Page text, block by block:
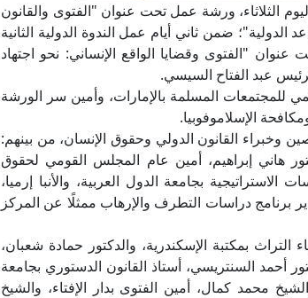
الثلاثاء، ورشة عمل تحت عنوان "الفتوى والقانون
الدولية"؛ ضمن ثاني أيام عمل الندوة الدولية الثانية
عنوان "الفتوى وقضايا الواقع الإنساني: نحو اجتهاد
عبد الفتاح السيسي.
للمجتمعات المسلمة بالإمارات، وأمين سر الورشة
الإسلاموفوبيا.
القانون الدولي وحقوق الإنسان، من بينهم:
هاني إبراهيم، أمين عام المجلس القومي لحقوق
الاستراتيجية بجامعة الدول العربية، والأنبا إرميا،
برنامج دراسات التطرف والإرهاب ممثلًا عن المركز
بمكتبة الإسكندرية، والدكتور حمادة شعبان،
أحمد السنتريسي، أستاذ القانون الدستوري بجامعة
محمد كمال، أمين الفتوى بدار الإفتاء، والشيخ